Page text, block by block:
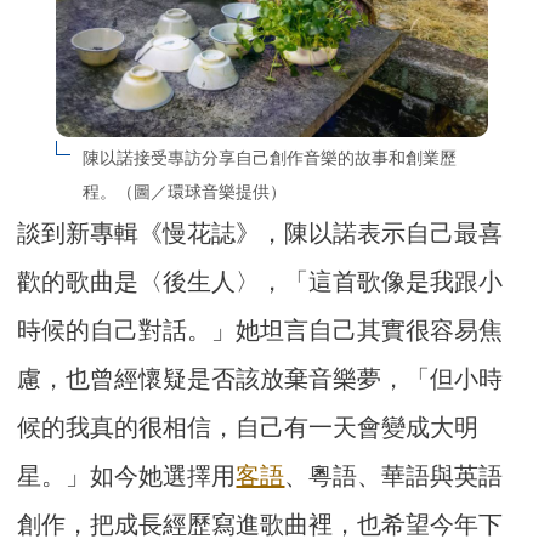
陳以諾接受專訪分享自己創作音樂的故事和創業歷
程。（圖／環球音樂提供）
談到新專輯《慢花誌》，陳以諾表示自己最喜
歡的歌曲是〈後生人〉，「這首歌像是我跟小
時候的自己對話。」她坦言自己其實很容易焦
慮，也曾經懷疑是否該放棄音樂夢，「但小時
候的我真的很相信，自己有一天會變成大明
星。」如今她選擇用客語、粵語、華語與英語
創作，把成長經歷寫進歌曲裡，也希望今年下